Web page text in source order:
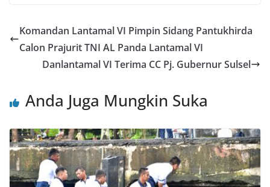
Komandan Lantamal VI Pimpin Sidang Pantukhirda
Calon Prajurit TNI AL Panda Lantamal VI
Danlantamal VI Terima CC Pj. Gubernur Sulsel
Anda Juga Mungkin Suka